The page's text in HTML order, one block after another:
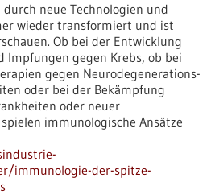
neue Technologien und
wieder transformiert und ist
Ob bei der Entwicklung
Impfungen gegen Krebs, ob bei
gegen Neurodegenerations-
oder bei der Bekämpfung
oder neuer
immunologische Ansätze
immunologie-der-spitze-